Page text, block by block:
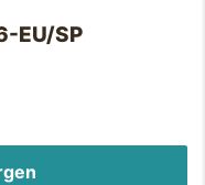
EU/SP